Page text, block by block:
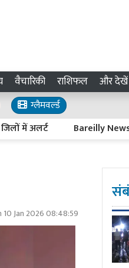
वैचारिकी राशिफल और देखें
ग्लैमवर्ल्ड
अलर्ट Bareilly News :
10 Jan 2026 08:48:59